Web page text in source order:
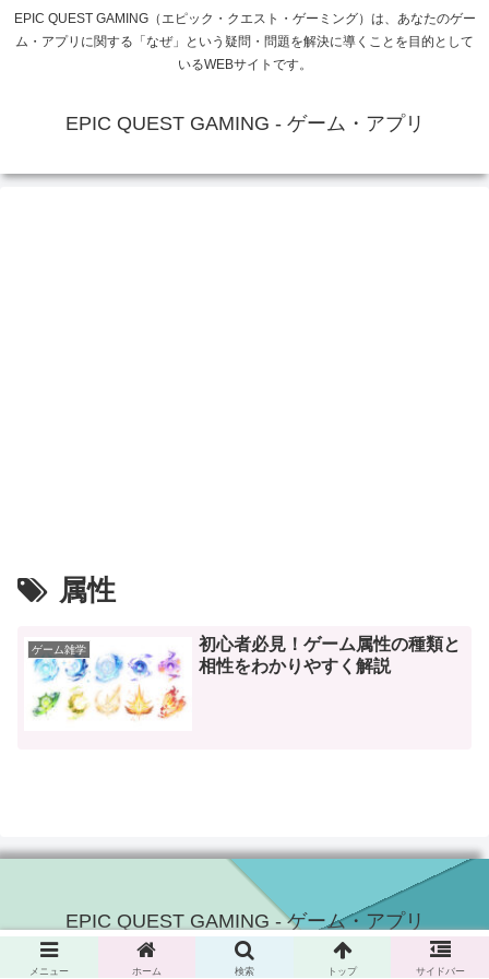
EPIC QUEST GAMING（エピック・クエスト・ゲーミング）は、あなたのゲー
ム・アプリに関する「なぜ」という疑問・問題を解決に導くことを目的として
いるWEBサイトです。
EPIC QUEST GAMING - ゲーム・アプリ
属性
ゲーム雑学
初心者必見！ゲーム属性の種類と
相性をわかりやすく解説
EPIC QUEST GAMING - ゲーム・アプリ
© 2024 EPIC QUEST GAMING - ゲーム・アプリ.
メニュー ホーム 検索 トップ サイドバー